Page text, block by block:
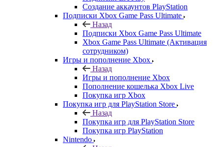
Создание аккаунтов PlayStation
Подписки Xbox Game Pass Ultimate
Назад
Подписки Xbox Game Pass Ultimate
Xbox Game Pass Ultimate (Активация
сотрудником)
Игры и пополнение Xbox
Назад
Игры и пополнение Xbox
Пополнение кошелька Xbox Live
Покупка игр Xbox
Покупка игр для PlayStation Store
Назад
Покупка игр для PlayStation Store
Покупка игр PlayStation
Nintendo